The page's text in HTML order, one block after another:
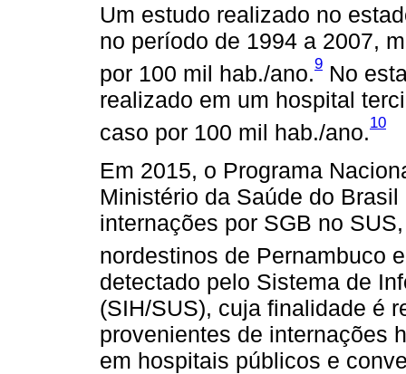
Um estudo realizado no
no período de 1994 a 2007,
por 100 mil hab./ano.9 No
realizado em um hospital
caso por 100 mil hab./ano.10
Em 2015, o Programa
Ministério da Saúde do
internações por SGB no
nordestinos de Pernambuco
detectado pelo Sistema de
(SIH/SUS), cuja finalidade é
provenientes de internações
em hospitais públicos e